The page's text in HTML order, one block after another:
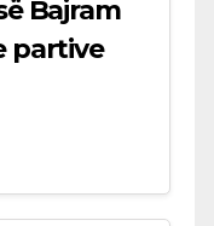
Bajram
partive